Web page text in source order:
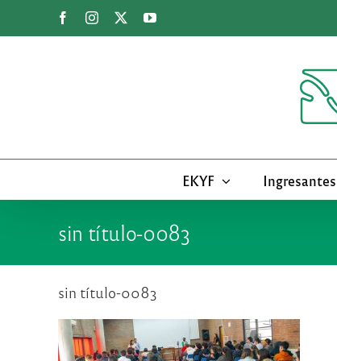
FacebookInstagram YouTube
EKYF Ingresantes
sin título-0083
sin título-0083